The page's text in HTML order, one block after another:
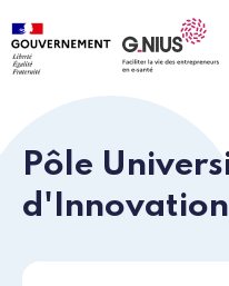
Panneau de gestion des
Aller au contenu
Aller à la navigation
Pôle
d'Innovation